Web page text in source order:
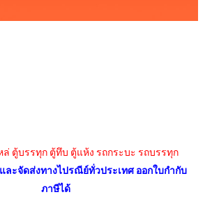
ตู้บรรทุก ตู้ทึบ ตู้แห้ง รถกระบะ รถบรรทุก
ะจัดส่งทางไปรณีย์ทั่วประเทศ ออกใบกำกับ
ภาษีได้